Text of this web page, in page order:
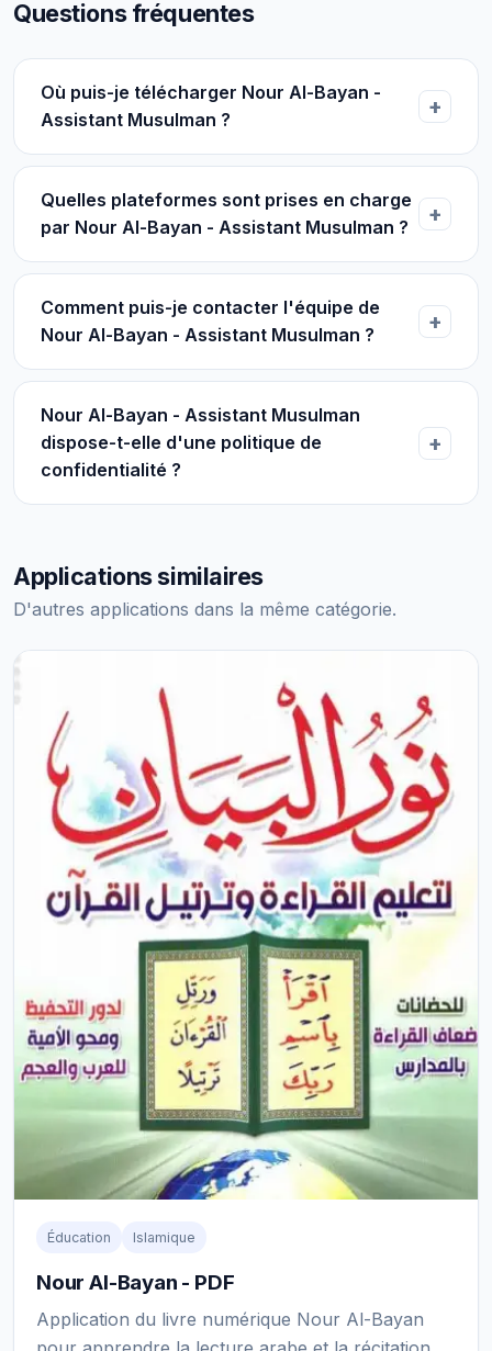
Questions fréquentes
Où puis-je télécharger Nour Al-Bayan -
Assistant Musulman ?
Quelles plateformes sont prises en charge
par Nour Al-Bayan - Assistant Musulman ?
Comment puis-je contacter l'équipe de
Nour Al-Bayan - Assistant Musulman ?
Nour Al-Bayan - Assistant Musulman
dispose-t-elle d'une politique de
confidentialité ?
Applications similaires
D'autres applications dans la même catégorie.
Éducation Islamique
Nour Al-Bayan - PDF
Application du livre numérique Nour Al-Bayan